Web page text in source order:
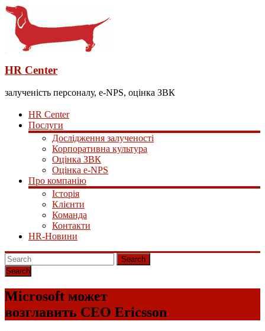
HR Center
залученість персоналу, e-NPS, оцінка ЗВК
HR Center
Послуги
Дослідження залученості
Корпоративна культура
Оцінка ЗВК
Оцінка e-NPS
Про компанію
Історія
Клієнти
Команда
Контакти
HR-Новини
Search
Microsoft может
возглавить CEO Ericsson